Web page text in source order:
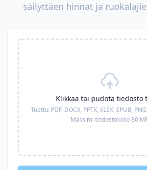
säilyttäen hinnat ja
Klikkaa tai pudota tiedosto
Tuettu: PDF, DOCX, PPTX, XLSX, EPUB,
Maksimi tiedostokoko 80